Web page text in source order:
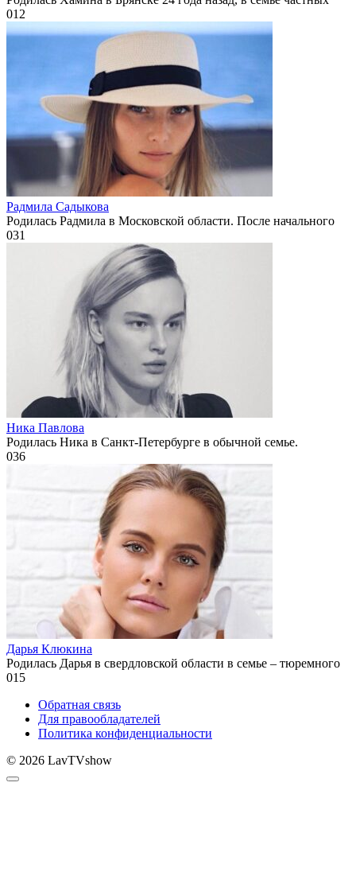
012
Радмила Садыкова
Родилась Радмила в Московской области. После начального
031
Ника Павлова
Родилась Ника в Санкт-Петербурге в обычной семье.
036
Дарья Клюкина
Родилась Дарья в свердловской области в семье – тюремного
015
Обратная связь
Для правообладателей
Политика конфиденциальности
© 2026 LavTVshow